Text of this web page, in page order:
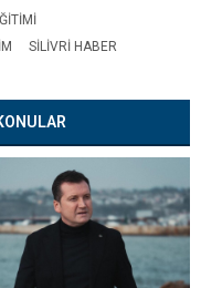
SILIVRI HABER